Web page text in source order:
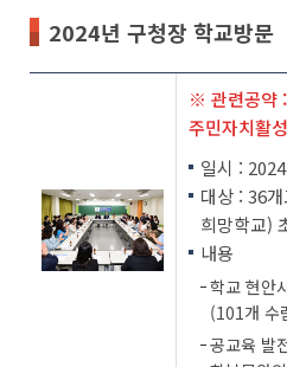
2024년 구청장 학교방문
※ 관련공약
주민자치활
일시 :
대상 : 36
희망학교)
내용
학교 현안
(101개 수
공교육 발